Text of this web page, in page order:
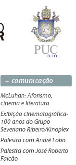
+ comunicação
McLuhan: Aforismo,
cinema e literatura
Exibição cinematográfica-
100 anos do Grupo
Severiano Ribeiro/Kinoplex
Palestra com André Lobo
Palestra com José Roberto
Falcão